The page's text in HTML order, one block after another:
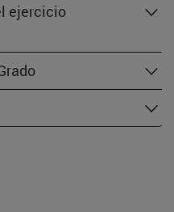
ejercicio